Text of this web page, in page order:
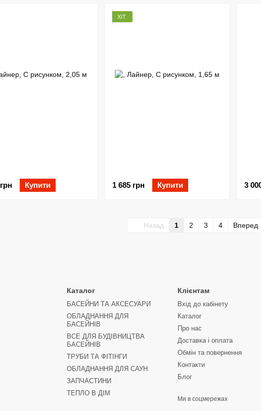
Купити
ХІТ
1 685 грн Купити 3
Назад 1 2 3 4 Вперед
Каталог
БАСЕЙНИ ТА АКСЕСУАРИ
ОБЛАДНАННЯ ДЛЯ
БАСЕЙНІВ
ВСЕ ДЛЯ БУДІВНИЦТВА
БАСЕЙНІВ
ТРУБИ ТА ФІТІНГИ
ОБЛАДНАННЯ ДЛЯ САУН
ЗАПЧАСТИНИ
ТЕПЛО В ДІМ
Клієнтам
Вхід до кабінету
Каталог
Про нас
Доставка і оплата
Обмін та повернення
Контакти
Блог
Ми в соцмережах